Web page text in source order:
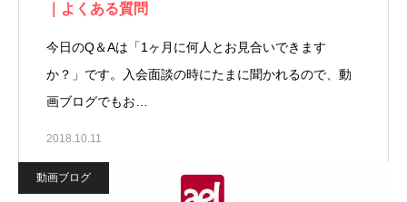
｜よくある質問
今日のQ＆Aは「1ヶ月に何人とお見合いできます
か？」です。入会面談の時にたまに聞かれるので、動
画ブログでもお…
2018.10.11
動画ブログ